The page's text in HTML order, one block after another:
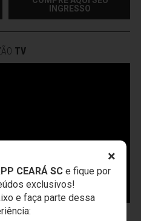
×
CEARÁ SCe fique por
exclusivos!
e faça parte dessa
INGRESSO
TV